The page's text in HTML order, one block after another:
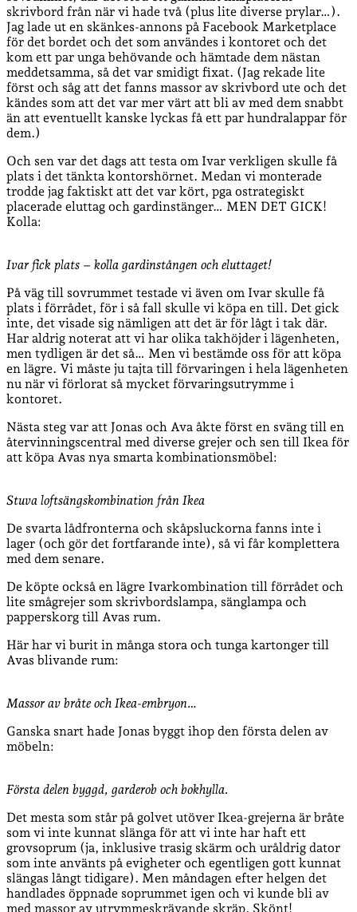
skrivbord från när vi hade två (plus lite diverse prylar…).
Jag lade ut en skänkes-annons på Facebook Marketplace
för det bordet och det som användes i kontoret och det
kom ett par unga behövande och hämtade dem nästan
meddetsamma, så det var smidigt fixat. (Jag rekade lite
först och såg att det fanns massor av skrivbord ute och det
kändes som att det var mer värt att bli av med dem snabbt
än att eventuellt kanske lyckas få ett par hundralappar för
dem.)
Och sen var det dags att testa om Ivar verkligen skulle få
plats i det tänkta kontorshörnet. Medan vi monterade
trodde jag faktiskt att det var kört, pga ostrategiskt
placerade eluttag och gardinstänger… MEN DET GICK!
Kolla:
Ivar fick plats – kolla gardinstången och eluttaget!
På väg till sovrummet testade vi även om Ivar skulle få
plats i förrådet, för i så fall skulle vi köpa en till. Det gick
inte, det visade sig nämligen att det är för lågt i tak där.
Har aldrig noterat att vi har olika takhöjder i lägenheten,
men tydligen är det så… Men vi bestämde oss för att köpa
en lägre. Vi måste ju tajta till förvaringen i hela lägenheten
nu när vi förlorat så mycket förvaringsutrymme i
kontoret.
Nästa steg var att Jonas och Ava åkte först en sväng till en
återvinningscentral med diverse grejer och sen till Ikea för
att köpa Avas nya smarta kombinationsmöbel:
Stuva loftsängskombination från Ikea
De svarta lådfronterna och skåpsluckorna fanns inte i
lager (och gör det fortfarande inte), så vi får komplettera
med dem senare.
De köpte också en lägre Ivarkombination till förrådet och
lite smågrejer som skrivbordslampa, sänglampa och
papperskorg till Avas rum.
Här har vi burit in många stora och tunga kartonger till
Avas blivande rum:
Massor av bråte och Ikea-embryon…
Ganska snart hade Jonas byggt ihop den första delen av
möbeln:
Första delen byggd, garderob och bokhylla.
Det mesta som står på golvet utöver Ikea-grejerna är bråte
som vi inte kunnat slänga för att vi inte har haft ett
grovsoprum (ja, inklusive trasig skärm och uråldrig dator
som inte använts på evigheter och egentligen gott kunnat
slängas långt tidigare). Men måndagen efter helgen det
handlades öppnade soprummet igen och vi kunde bli av
med massor av utrymmeskrävande skräp. Skönt!